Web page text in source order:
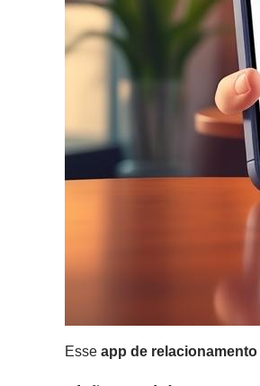
Esse app de relacionamento